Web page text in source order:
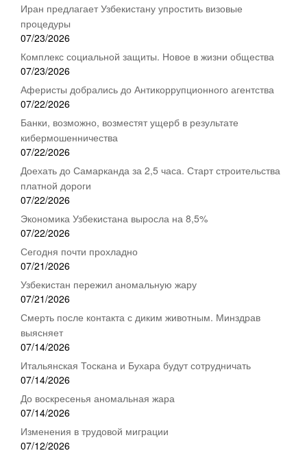
Иран предлагает Узбекистану упростить визовые
процедуры
07/23/2026
Комплекс социальной защиты. Новое в жизни общества
07/23/2026
Аферисты добрались до Антикоррупционного агентства
07/22/2026
Банки, возможно, возместят ущерб в результате
кибермошенничества
07/22/2026
Доехать до Самарканда за 2,5 часа. Старт строительства
платной дороги
07/22/2026
Экономика Узбекистана выросла на 8,5%
07/22/2026
Сегодня почти прохладно
07/21/2026
Узбекистан пережил аномальную жару
07/21/2026
Смерть после контакта с диким животным. Минздрав
выясняет
07/14/2026
Итальянская Тоскана и Бухара будут сотрудничать
07/14/2026
До воскресенья аномальная жара
07/14/2026
Изменения в трудовой миграции
07/12/2026